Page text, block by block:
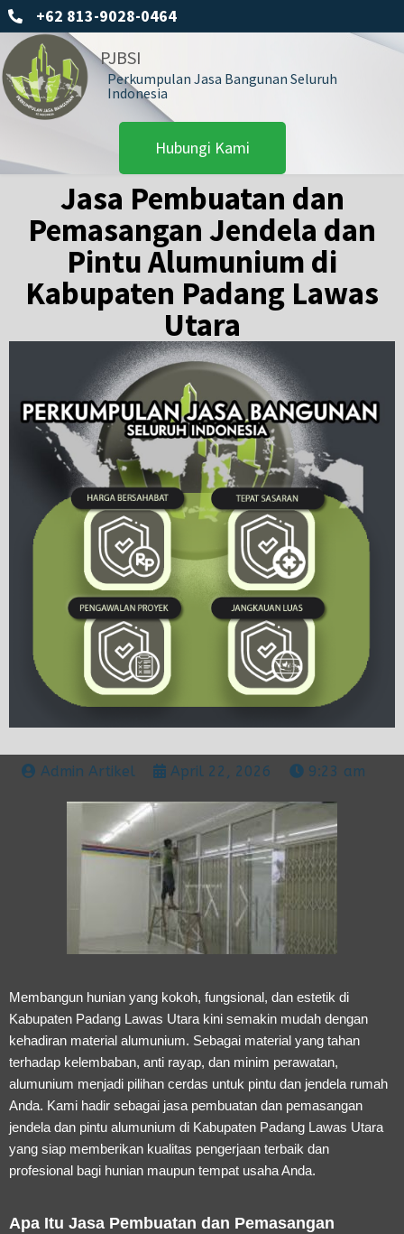
+62 813-9028-0464
PJBSI
Perkumpulan Jasa Bangunan Seluruh
Indonesia
Hubungi Kami
Jasa Pembuatan dan
Pemasangan Jendela dan
Pintu Alumunium di
Kabupaten Padang Lawas
Utara
Admin Artikel April 22, 2026 9:23 am
Membangun hunian yang kokoh, fungsional, dan estetik di
Kabupaten Padang Lawas Utara kini semakin mudah dengan
kehadiran material alumunium. Sebagai material yang tahan
terhadap kelembaban, anti rayap, dan minim perawatan,
alumunium menjadi pilihan cerdas untuk pintu dan jendela rumah
Anda. Kami hadir sebagai jasa pembuatan dan pemasangan
jendela dan pintu alumunium di Kabupaten Padang Lawas Utara
yang siap memberikan kualitas pengerjaan terbaik dan
profesional bagi hunian maupun tempat usaha Anda.
Apa Itu Jasa Pembuatan dan Pemasangan